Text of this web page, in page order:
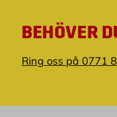
BEHÖVER
Ring oss på 0771